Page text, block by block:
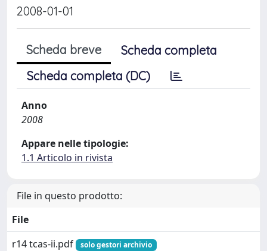
2008-01-01
Scheda breve
Scheda completa
Scheda completa (DC)
Anno
2008
Appare nelle tipologie:
1.1 Articolo in rivista
File in questo prodotto:
File
r14 tcas-ii.pdf
solo gestori archivio